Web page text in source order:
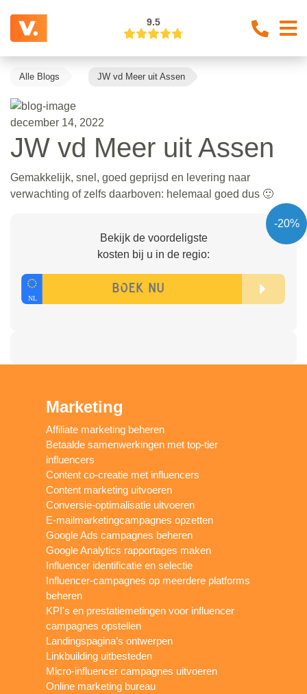
9.5
Alle Blogs JW vd Meer uit Assen
december 14, 2022
JW vd Meer uit Assen
Gemakkelijk, snel, goed geprijsd en levering naar
verwachting of zelfs daarboven: helemaal goed dus 🙂
-20%
Bekijk de voordeligste
kosten bij u in de regio:
Marketing
Affiliate marketing beheren
Betaalde samenwerkingen met top-tier
influencers
Content co-creatie met influencers
Content marketing uitvoeren
Conversie-optimalisatie uitvoeren
E-mailmarketingcampagnes opzetten
Google Ads campagnes beheren
Google Analytics rapportages maken
Influencer identificatie en selectie
Influencer-campagnes op meerdere platforms
beheren
KPI's en prestatiemetingen voor influencer
campagnes opstellen
Landingspagina’s ontwerpen
Linkbuilding uitbesteden
Micro-influencer campagnes uitvoeren
Online marketing bureau